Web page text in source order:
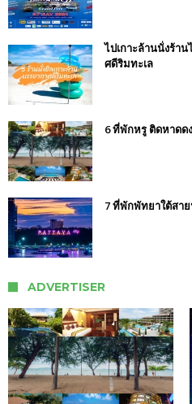
ไปเกาะล้านนั่งร้า
ศดีริมทะเล
6 ที่พักหรู ติดหาดด
7 ที่พักพัทยาใต้สา
ADVERTISER